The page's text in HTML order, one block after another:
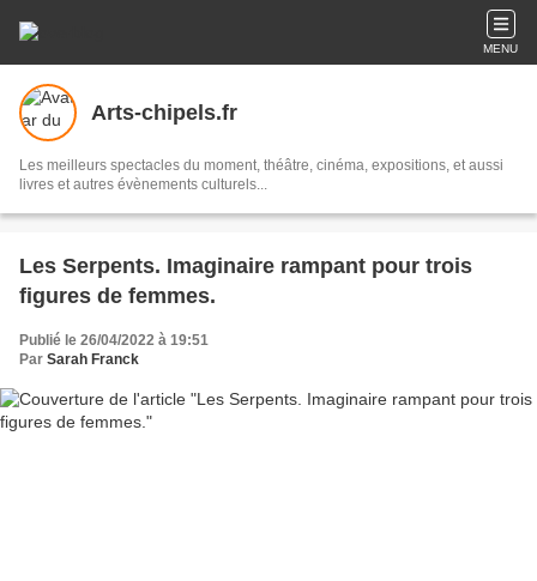
MENU
Arts-chipels.fr
Les meilleurs spectacles du moment, théâtre, cinéma, expositions, et aussi
livres et autres évènements culturels...
Les Serpents. Imaginaire rampant pour trois
figures de femmes.
Publié le 26/04/2022 à 19:51
Par Sarah Franck